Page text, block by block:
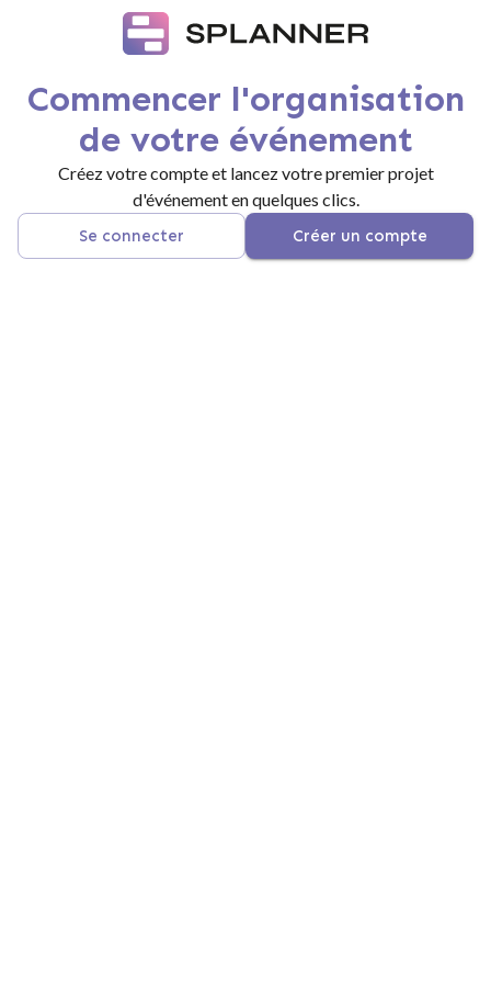
Commencer l'organisation
de votre événement
Créez votre compte et lancez votre premier projet
d'événement en quelques clics.
Se connecter Créer un compte